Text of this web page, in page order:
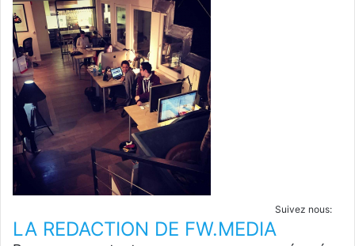
Suivez nous:
LA REDACTION DE FW.MEDIA